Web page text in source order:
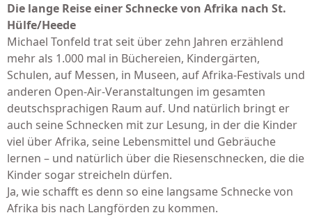
Die lange Reise einer Schnecke von Afrika nach St.
Hülfe/Heede
Michael Tonfeld trat seit über zehn Jahren erzählend
mehr als 1.000 mal in Büchereien, Kindergärten,
Schulen, auf Messen, in Museen, auf Afrika-Festivals und
anderen Open-Air-Veranstaltungen im gesamten
deutschsprachigen Raum auf. Und natürlich bringt er
auch seine Schnecken mit zur Lesung, in der die Kinder
viel über Afrika, seine Lebensmittel und Gebräuche
lernen – und natürlich über die Riesenschnecken, die die
Kinder sogar streicheln dürfen.
Ja, wie schafft es denn so eine langsame Schnecke von
Afrika bis nach Langförden zu kommen.